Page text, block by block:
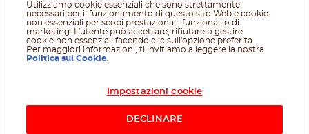
Utilizziamo cookie essenziali che sono strettamente
necessari per il funzionamento di questo sito Web e cookie
non essenziali per scopi prestazionali, funzionali o di
marketing. L'utente può accettare, rifiutare o gestire
cookie non essenziali facendo clic sull'opzione preferita.
Per maggiori informazioni, ti invitiamo a leggere la nostra
Politica sui Cookie
Impostazioni cookie
DECLINARE